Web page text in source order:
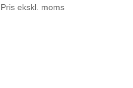
Pris ekskl. moms